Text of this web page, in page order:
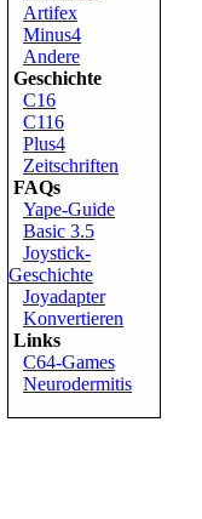
Artifex
Minus4
Andere
Geschichte
C16
C116
Plus4
Zeitschriften
FAQs
Yape-Guide
Basic 3.5
Joystick-
Geschichte
Joyadapter
Konvertieren
Links
C64-Games
Neurodermitis